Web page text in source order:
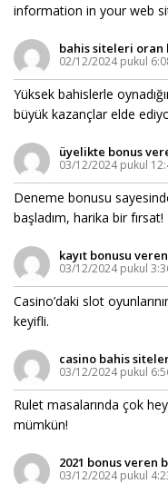
information in your web
bahis siteleri oran
02/12/2024 pukul
Yüksek bahislerle
büyük kazançlar elde
üyelikte bonus
03/12/2024 pukul
Deneme bonusu
başladım, harika bir fırsat!
kayıt bonusu
03/12/2024 pukul
Casino’daki slot
keyifli.
casino bahis
03/12/2024 pukul
Rulet masalarında çok
mümkün!
2021 bonus veren
03/12/2024 pukul